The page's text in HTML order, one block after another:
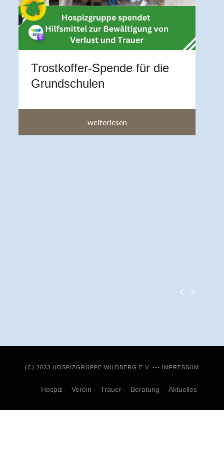
Trostkoffer-Spende für die
Grundschulen
weiterlesen
Hospiz Verein Trauer Beratung Aktuelles
(C) 2023 HOSPIZGRUPPE WILDBERG E.V. --- IMPRESSUM